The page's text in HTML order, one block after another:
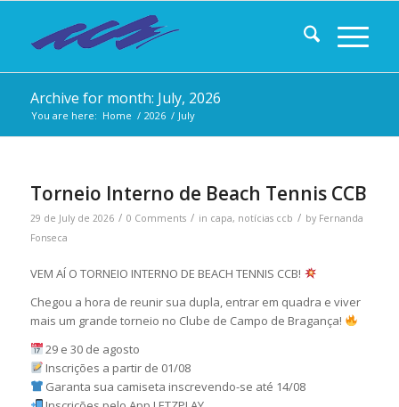
Archive for month: July, 2026
You are here: Home / 2026 / July
Torneio Interno de Beach Tennis CCB
29 de July de 2026 / 0 Comments / in capa, notícias ccb / by Fernanda
Fonseca
VEM AÍ O TORNEIO INTERNO DE BEACH TENNIS CCB!
Chegou a hora de reunir sua dupla, entrar em quadra e viver
mais um grande torneio no Clube de Campo de Bragança!
29 e 30 de agosto
Inscrições a partir de 01/08
Garanta sua camiseta inscrevendo-se até 14/08